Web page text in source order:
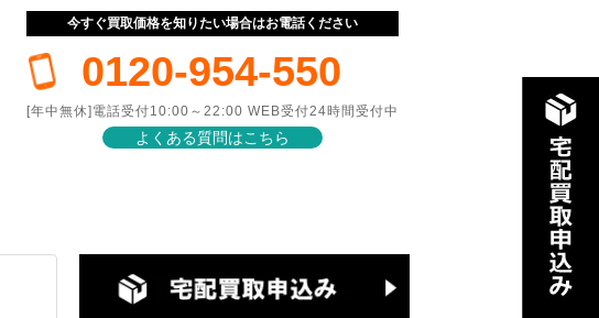
今すぐ買取価格を知りたい場合はお電話ください
0120-954-550
[年中無休]電話受付10:00～22:00 WEB受付24時間受付中
よくある質問はこちら